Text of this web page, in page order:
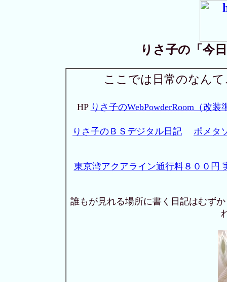
りさ子の「今
ここでは日常のなん
HP りさ子のWebPowderRoom（改
りさ子のＢＳデジタル日記 ポメタ
東京湾アクアライン通行料８００円
誰もが見れる場所に書く日記はむず